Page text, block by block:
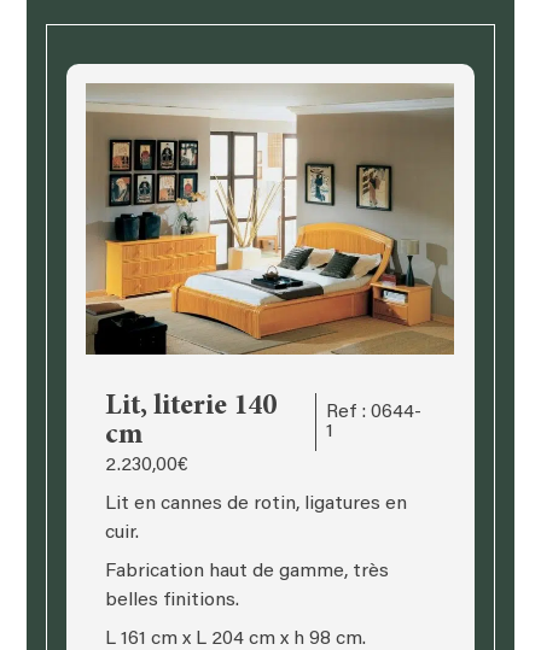
Lit, literie 140
cm
Ref : 0644-
1
2.230,00€
Lit en cannes de rotin, ligatures en
cuir.
Fabrication haut de gamme, très
belles finitions.
L 161 cm x L 204 cm x h 98 cm.